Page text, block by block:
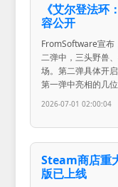
《艾尔登法
容公开
FromSoftware宣布
二弹中，三头野兽
场。第二弹具体开
第一弹中亮相的几
2026-07-01 02:00:04
Steam商店重
版已上线